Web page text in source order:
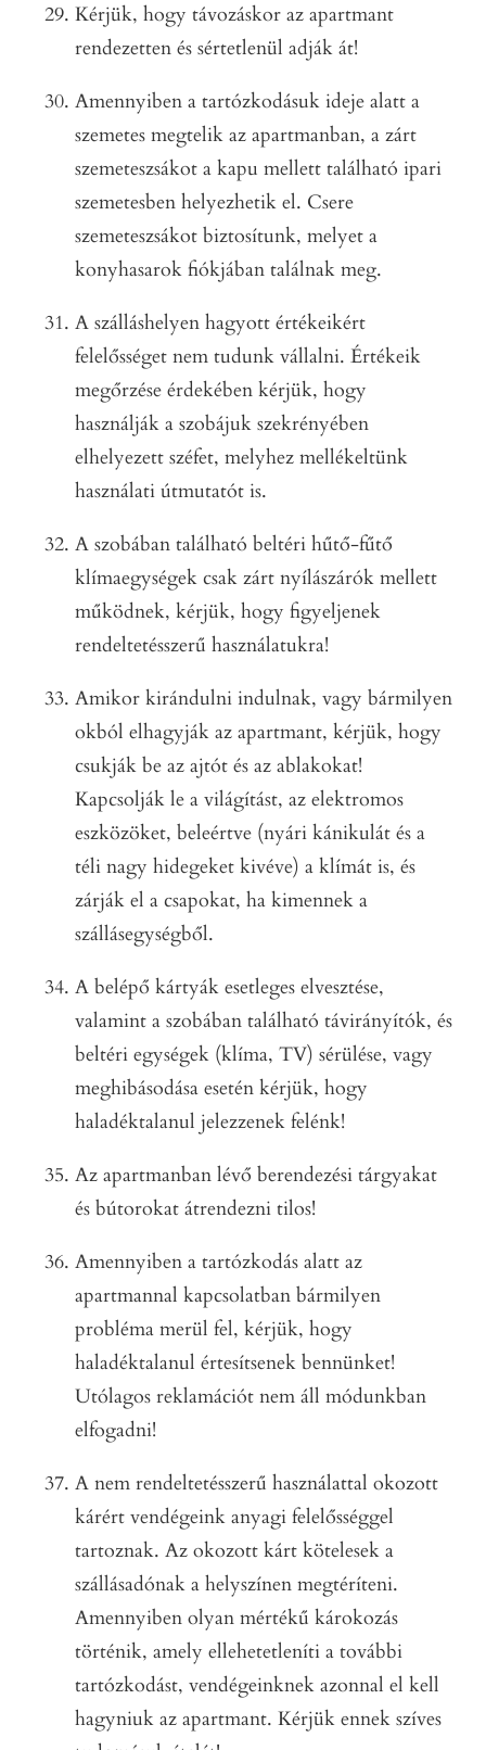
Kérjük, hogy távozáskor az apartmant
rendezetten és sértetlenül adják át!
Amennyiben a tartózkodásuk ideje alatt a
szemetes megtelik az apartmanban, a zárt
szemeteszsákot a kapu mellett található ipari
szemetesben helyezhetik el. Csere
szemeteszsákot biztosítunk, melyet a
konyhasarok fiókjában találnak meg.
A szálláshelyen hagyott értékeikért
felelősséget nem tudunk vállalni. Értékeik
megőrzése érdekében kérjük, hogy
használják a szobájuk szekrényében
elhelyezett széfet, melyhez mellékeltünk
használati útmutatót is.
A szobában található beltéri hűtő-fűtő
klímaegységek csak zárt nyílászárók mellett
működnek, kérjük, hogy figyeljenek
rendeltetésszerű használatukra!
Amikor kirándulni indulnak, vagy bármilyen
okból elhagyják az apartmant, kérjük, hogy
csukják be az ajtót és az ablakokat!
Kapcsolják le a világítást, az elektromos
eszközöket, beleértve (nyári kánikulát és a
téli nagy hidegeket kivéve) a klímát is, és
zárják el a csapokat, ha kimennek a
szállásegységből.
A belépő kártyák esetleges elvesztése,
valamint a szobában található távirányítók, és
beltéri egységek (klíma, TV) sérülése, vagy
meghibásodása esetén kérjük, hogy
haladéktalanul jelezzenek felénk!
Az apartmanban lévő berendezési tárgyakat
és bútorokat átrendezni tilos!
Amennyiben a tartózkodás alatt az
apartmannal kapcsolatban bármilyen
probléma merül fel, kérjük, hogy
haladéktalanul értesítsenek bennünket!
Utólagos reklamációt nem áll módunkban
elfogadni!
A nem rendeltetésszerű használattal okozott
kárért vendégeink anyagi felelősséggel
tartoznak. Az okozott kárt kötelesek a
szállásadónak a helyszínen megtéríteni.
Amennyiben olyan mértékű károkozás
történik, amely ellehetetleníti a további
tartózkodást, vendégeinknek azonnal el kell
hagyniuk az apartmant. Kérjük ennek szíves